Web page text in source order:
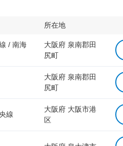
所在地
/ 南海
大阪府 泉南郡田
尻町
大阪府 泉南郡田
尻町
線
大阪府 大阪市港
区